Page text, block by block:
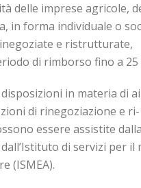
delle imprese agricole,
in forma individuale o
e ristrutturate,
di rimborso fino a 25
in materia di
di rinegoziazione e ri­
essere assistite
di servizi per il
(ISMEA).